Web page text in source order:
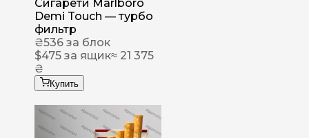
Сигарети Marlboro
Demi Touch — турбо
фильтр
₴536 за блок
$475 за ящик≈ 21 375
₴
Купить